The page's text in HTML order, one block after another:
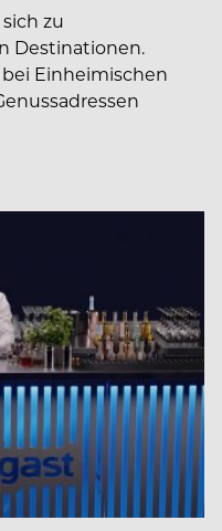
zu
Destinationen.
Einheimischen